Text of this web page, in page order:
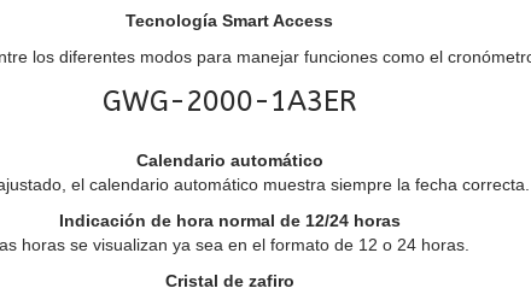
Tecnología Smart Access
los diferentes modos para manejar funciones como el
GWG-2000-1A3ER
Calendario automático
el calendario automático muestra siempre la fecha correcta.
Indicación de hora normal de 12/24 horas
horas se visualizan ya sea en el formato de 12 o 24 horas.
Cristal de zafiro